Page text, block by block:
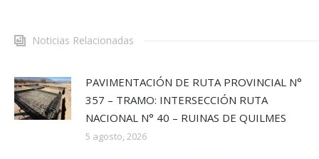
Noticias Relacionadas
PAVIMENTACIÓN DE RUTA PROVINCIAL N°
357 – TRAMO: INTERSECCIÓN RUTA
NACIONAL N° 40 – RUINAS DE QUILMES
5 agosto, 2026